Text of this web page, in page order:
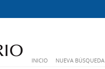
INICIO NUEVA BÚSQUEDA